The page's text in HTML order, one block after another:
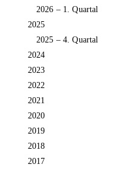
2026 – 1. Quartal
2025
2025 – 4. Quartal
2024
2023
2022
2021
2020
2019
2018
2017